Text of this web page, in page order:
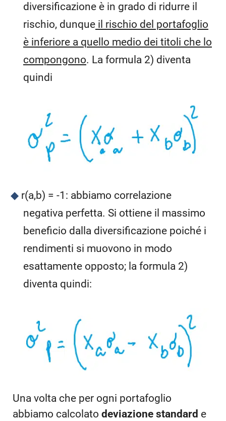
diversificazione è in grado di ridurre il
rischio, dunque il rischio del portafoglio
è inferiore a quello medio dei titoli che lo
compongono. La formula 2) diventa
quindi
r(a,b) = -1: abbiamo correlazione
negativa perfetta. Si ottiene il massimo
beneficio dalla diversificazione poiché i
rendimenti si muovono in modo
esattamente opposto; la formula 2)
diventa quindi:
Una volta che per ogni portafoglio
abbiamo calcolato deviazione standard e